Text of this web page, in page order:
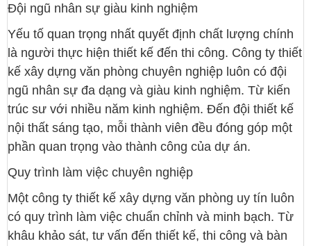
Đội ngũ nhân sự giàu kinh nghiệm
Yếu tố quan trọng nhất quyết định chất lượng chính
là người thực hiện thiết kế đến thi công. Công ty thiết
kế xây dựng văn phòng chuyên nghiệp luôn có đội
ngũ nhân sự đa dạng và giàu kinh nghiệm. Từ kiến
trúc sư với nhiều năm kinh nghiệm. Đến đội thiết kế
nội thất sáng tạo, mỗi thành viên đều đóng góp một
phần quan trọng vào thành công của dự án.
Quy trình làm việc chuyên nghiệp
Một công ty thiết kế xây dựng văn phòng uy tín luôn
có quy trình làm việc chuẩn chỉnh và minh bạch. Từ
khâu khảo sát, tư vấn đến thiết kế, thi công và bàn